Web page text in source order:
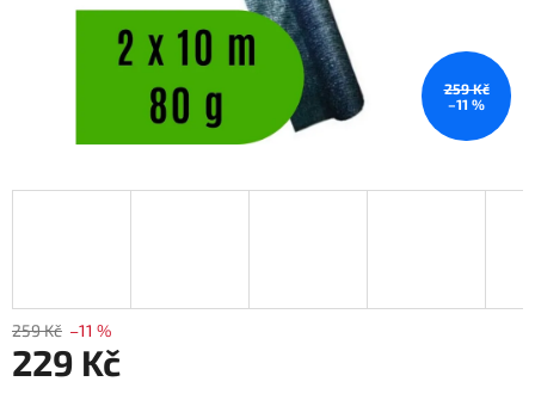
259 Kč
–11 %
259 Kč –11 %
229 Kč